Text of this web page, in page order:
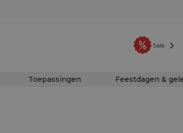
Sale
Toepassingen Feestdagen &